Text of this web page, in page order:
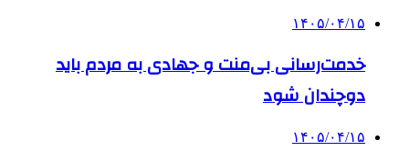
۱۴۰۵/۰۴/۱۵
خدمت‌رسانی بی‌منت و جهادی به مردم باید
دوچندان شود
۱۴۰۵/۰۴/۱۵